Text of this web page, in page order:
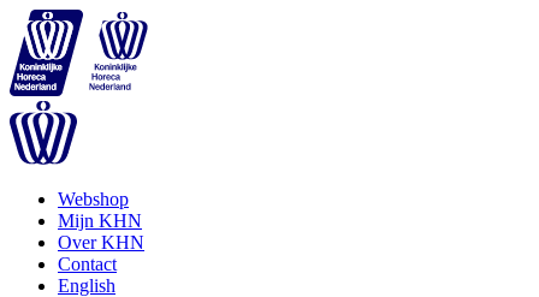
Webshop
Mijn KHN
Over KHN
Contact
English